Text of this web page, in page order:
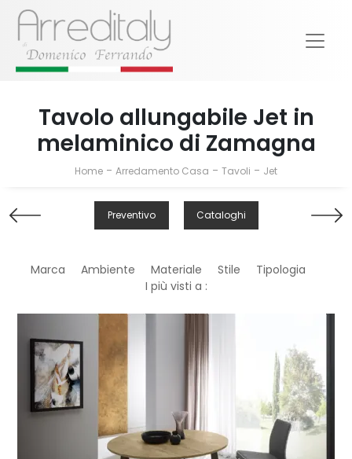
Tavolo allungabile Jet in
melaminico di Zamagna
Home - Arredamento Casa - Tavoli - Jet
Preventivo Cataloghi
Marca Ambiente Materiale Stile
Tipologia
I più visti a :